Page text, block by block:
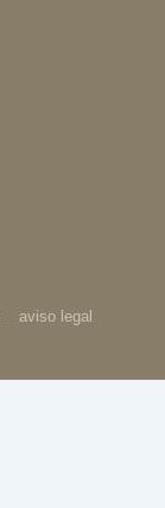
aviso legal